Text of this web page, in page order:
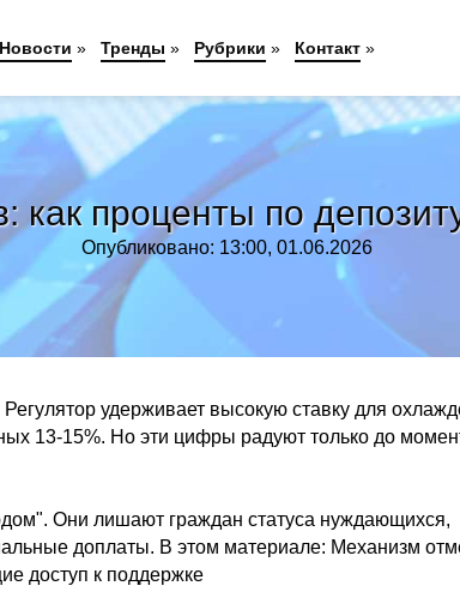
как проценты по
Опубликовано: 13:00, 01.06.2026
удерживает высокую ставку для
13-15%. Но эти цифры радуют только до
Они лишают граждан статуса нуждающихся,
доплаты. В этом материале: Механизм
доступ к поддержке
Новости » Тренды » Рубрики » Контакт»